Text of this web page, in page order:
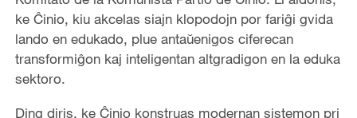
ke Ĉinio, kiu akcelas siajn klopodojn por fariĝi gvida
lando en edukado, plue antaŭenigos ciferecan
transformiĝon kaj inteligentan altgradigon en la eduka
sektoro.
Ding diris, ke Ĉinio konstruas modernan sistemon pri